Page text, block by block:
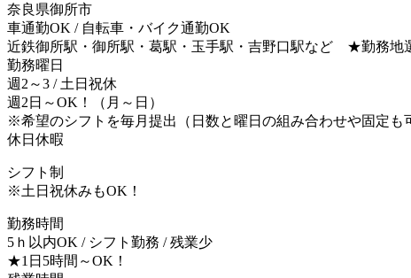
奈良県御所市
車通勤OK / 自転車・バイク通勤OK
近鉄御所駅・御所駅・葛駅・玉手駅・吉野口駅など ★勤務地
勤務曜日
週2～3 / 土日祝休
週2日～OK！（月～日）
※希望のシフトを毎月提出（日数と曜日の組み合わせや固定も
休日休暇
シフト制
※土日祝休みもOK！
勤務時間
5ｈ以内OK / シフト勤務 / 残業少
★1日5時間～OK！